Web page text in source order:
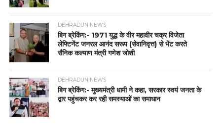
DEHRADUN NEWS
बिग ब्रेकिंग:- 1971 युद्ध के वीर महावीर चक्र विजेता
लेफ्टिनेंट जनरल आनंद सरूप (सेवानिवृत्त) से भेंट करते
सैनिक कल्याण मंत्री गणेश जोशी
DEHRADUN NEWS
बिग ब्रेकिंग:- मुख्यमंत्री धामी ने कहा, सरकार स्वयं जनता के
द्वार पहुंचकर कर रही समस्याओं का समाधान